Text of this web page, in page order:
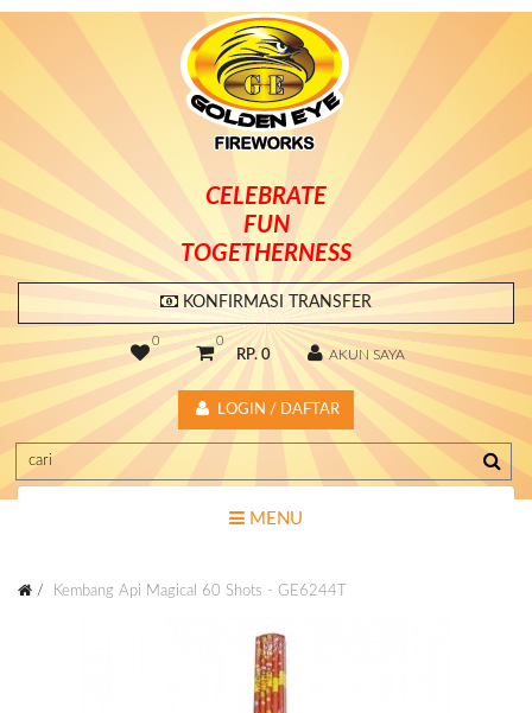
CELEBRATE
FUN
TOGETHERNESS
KONFIRMASI TRANSFER
0 0
RP. 0 AKUN SAYA
LOGIN / DAFTAR
MENU
Kembang Api Magical 60 Shots - GE6244T